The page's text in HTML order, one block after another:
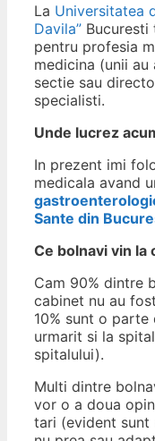
La Universitatea
Davila”
pentru profesia
medicina (unii
sectie sau
specialisti.
Unde lucrez
In prezent imi
medicala avand
Sante din
Ce bolnavi vin la
Cam 90% dintre
cabinet nu au
10% sunt o
urmarit si la
spitalului).
Multi dintre
vor o a doua
tari (evident sunt